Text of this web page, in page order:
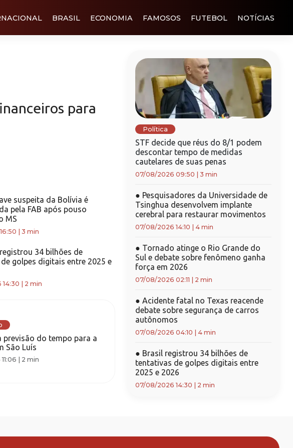
BRASIL ECONOMIA FAMOSOS FUTEBOL NOTÍCIAS
para
suspeita da Bolívia é
pela FAB após pouso
MS
3 min
34 bilhões de
golpes digitais entre 2025 e
2 min
previsão do tempo para a
São Luís
| 2 min
Política
STF decide que réus do 8/1 podem
descontar tempo de medidas
cautelares de suas penas
07/08/2026 09:50 3 min
● Pesquisadores da Universidade de
Tsinghua desenvolvem implante
cerebral para restaurar movimentos
07/08/2026 14:10 4 min
● Tornado atinge o Rio Grande do
Sul e debate sobre fenômeno ganha
força em 2026
07/08/2026 02:11 2 min
● Acidente fatal no Texas reacende
debate sobre segurança de carros
autônomos
07/08/2026 04:10 4 min
● Brasil registrou 34 bilhões de
tentativas de golpes digitais entre
2025 e 2026
07/08/2026 14:30 2 min